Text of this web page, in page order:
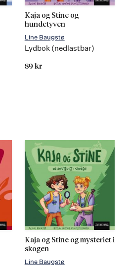
Kaja og Stine og
hundetyven
Line Baugstø
Lydbok (nedlastbar)
89 kr
Kaja og Stine og mysteriet i
skogen
Line Baugstø